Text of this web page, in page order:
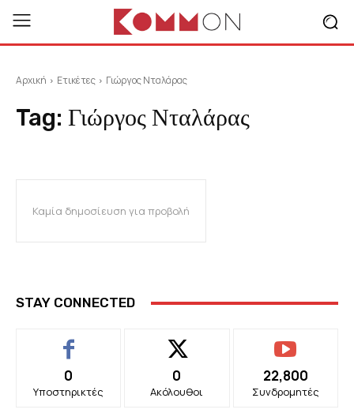
Αρχική Ετικέτες Γιώργος Νταλάρας
Tag: Γιώργος Νταλάρας
Καμία δημοσίευση για προβολή
STAY CONNECTED
0
Υποστηρικτές
0
Ακόλουθοι
22,800
Συνδρομητές